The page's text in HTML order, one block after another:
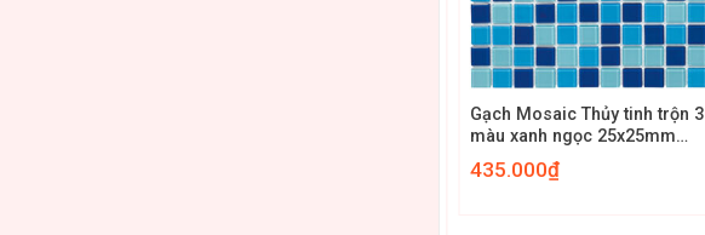
+
Gạch Mosaic Thủy tinh trộn 3
màu xanh ngọc 25x25mm
MST 25032
435.000₫